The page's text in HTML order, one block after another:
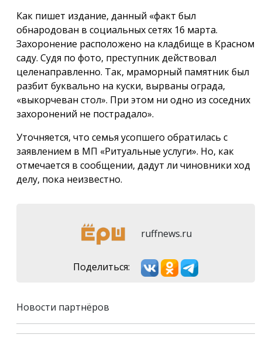
Как пишет издание, данный «факт был
обнародован в социальных сетях 16 марта.
Захоронение расположено на кладбище в Красном
саду. Судя по фото, преступник действовал
целенаправленно. Так, мраморный памятник был
разбит буквально на куски, вырваны ограда,
«выкорчеван стол». При этом ни одно из соседних
захоронений не пострадало».
Уточняется, что семья усопшего обратилась с
заявлением в МП «Ритуальные услуги». Но, как
отмечается в сообщении, дадут ли чиновники ход
делу, пока неизвестно.
ruffnews.ru
Поделиться:
Новости партнёров